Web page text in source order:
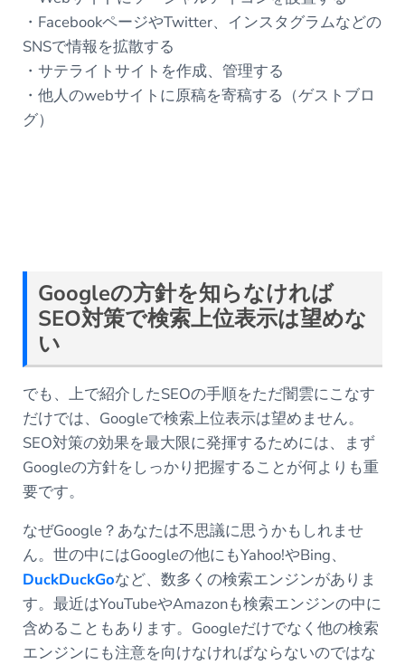
・FacebookページやTwitter、インスタグラムなどの
SNSで情報を拡散する
・サテライトサイトを作成、管理する
・他人のwebサイトに原稿を寄稿する（ゲストブロ
グ）
Googleの方針を知らなければ
SEO対策で検索上位表示は望めな
い
でも、上で紹介したSEOの手順をただ闇雲にこなす
だけでは、Googleで検索上位表示は望めません。
SEO対策の効果を最大限に発揮するためには、まず
Googleの方針をしっかり把握することが何よりも重
要です。
なぜGoogle？あなたは不思議に思うかもしれませ
ん。世の中にはGoogleの他にもYahoo!やBing、
DuckDuckGoなど、数多くの検索エンジンがありま
す。最近はYouTubeやAmazonも検索エンジンの中に
含めることもあります。Googleだけでなく他の検索
エンジンにも注意を向けなければならないのではな